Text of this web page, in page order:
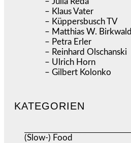
– Klaus Vater
– Küppersbusch TV
– Matthias W. Birkwald
– Petra Erler
– Reinhard Olschanski
– Ulrich Horn
– Gilbert Kolonko
KATEGORIEN
(Slow-) Food